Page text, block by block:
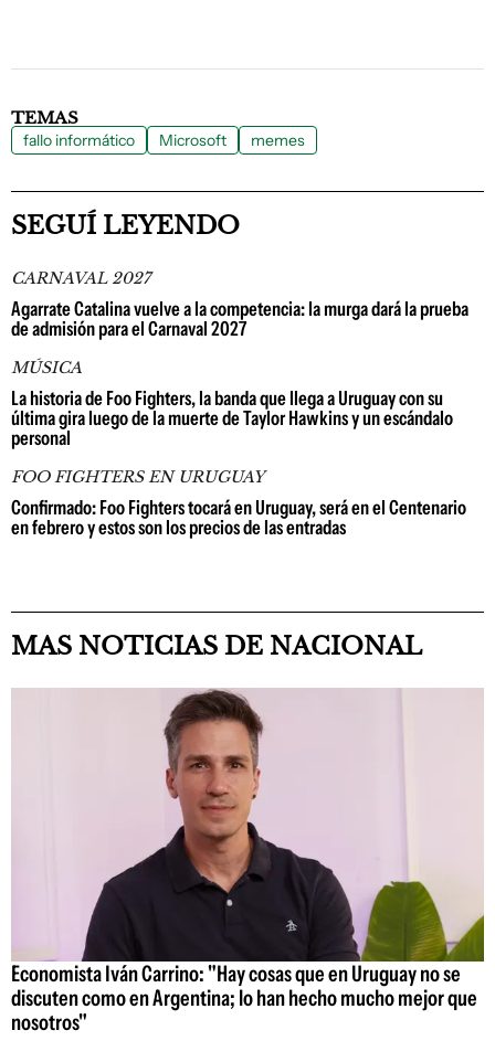
TEMAS
fallo informático Microsoft memes
SEGUÍ LEYENDO
CARNAVAL 2027
Agarrate Catalina vuelve a la competencia: la murga dará la prueba
de admisión para el Carnaval 2027
MÚSICA
La historia de Foo Fighters, la banda que llega a Uruguay con su
última gira luego de la muerte de Taylor Hawkins y un escándalo
personal
FOO FIGHTERS EN URUGUAY
Confirmado: Foo Fighters tocará en Uruguay, será en el Centenario
en febrero y estos son los precios de las entradas
MAS NOTICIAS DE NACIONAL
Economista Iván Carrino: "Hay cosas que en Uruguay no se
discuten como en Argentina; lo han hecho mucho mejor que
nosotros"